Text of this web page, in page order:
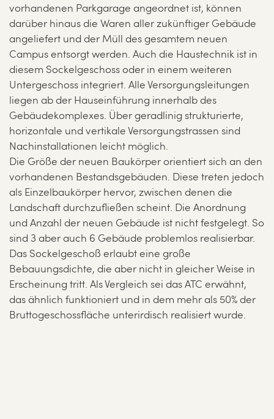
vorhandenen Parkgarage angeordnet ist, können
darüber hinaus die Waren aller zukünftiger Gebäude
angeliefert und der Müll des gesamtem neuen
Campus entsorgt werden. Auch die Haustechnik ist in
diesem Sockelgeschoss oder in einem weiteren
Untergeschoss integriert. Alle Versorgungsleitungen
liegen ab der Hauseinführung innerhalb des
Gebäudekomplexes. Über geradlinig strukturierte,
horizontale und vertikale Versorgungstrassen sind
Nachinstallationen leicht möglich.
Die Größe der neuen Baukörper orientiert sich an den
vorhandenen Bestandsgebäuden. Diese treten jedoch
als Einzelbaukörper hervor, zwischen denen die
Landschaft durchzufließen scheint. Die Anordnung
und Anzahl der neuen Gebäude ist nicht festgelegt. So
sind 3 aber auch 6 Gebäude problemlos realisierbar.
Das Sockelgeschoß erlaubt eine große
Bebauungsdichte, die aber nicht in gleicher Weise in
Erscheinung tritt. Als Vergleich sei das ATC erwähnt,
das ähnlich funktioniert und in dem mehr als 50% der
Bruttogeschossfläche unterirdisch realisiert wurde.